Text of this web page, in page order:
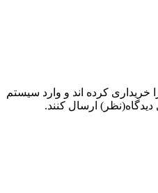
کرده اند و وارد سیستم
ارسال کنند.